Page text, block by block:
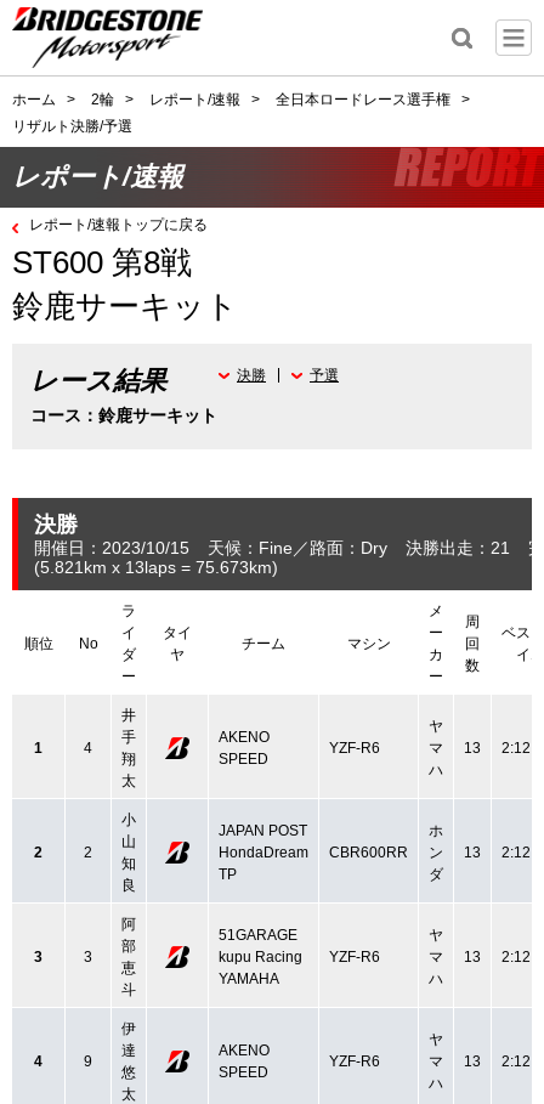
ホーム > 2輪 > レポート/速報 > 全日本ロードレース選手権
>
リザルト決勝/予選
レポート/速報
レポート/速報トップに戻る
ST600 第8戦
鈴鹿サーキット
レース結果
コース：鈴鹿サーキット
決勝 予選
決勝
開催日：2023/10/15 天候：Fine 路面：Dry 決勝出走：21
(5.821 km x 13laps = 75.673km)
順位 No
ラ
イ
ダ
ー
タイ
ヤ
チーム マシン
メ
ー
カ
ー
周
回
数
ベス
イム
1 4
井
手
翔
太
AKENO
SPEED
YZF-R6
ヤ
マ
ハ
13
2 2
小
山
知
良
JAPAN POST
HondaDream
TP
CBR600RR
ホ
ン
ダ
13
3 3
阿
部
恵
斗
51GARAGE
kupu Racing
YAMAHA
YZF-R6
ヤ
マ
ハ
13
4 9
伊
達
悠
太
AKENO
SPEED
YZF-R6
ヤ
マ
ハ
13